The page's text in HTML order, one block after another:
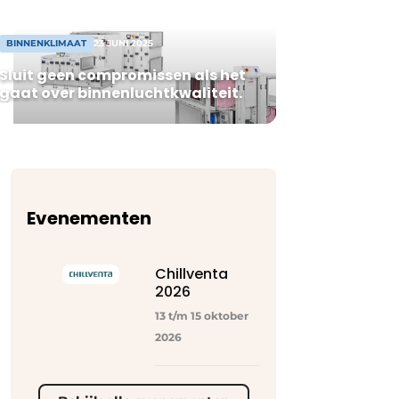
BINNENKLIMAAT 23 JUNI 2025
Sluit geen compromissen als het
gaat over binnenluchtkwaliteit.
Evenementen
Chillventa
2026
13 t/m 15 oktober
2026